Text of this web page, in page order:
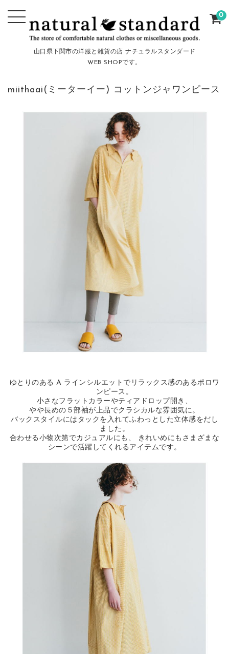
山口県下関市の洋服と雑貨の店 ナチュラルスタンダード
WEB SHOPです。
0
miithaai(ミーターイー) コットンジャワンピース
ゆとりのある A ラインシルエットでリラックス感のあるポロワ
ンピース。
小さなフラットカラーやティアドロップ開き、
やや長めの５部袖が上品でクラシカルな雰囲気に。
バックスタイルにはタックを入れてふわっとした立体感をだし
ました。
合わせる小物次第でカジュアルにも、 きれいめにもさまざまな
シーンで活躍してくれるアイテムです。